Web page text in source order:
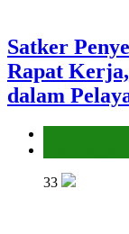
Satker
Rapat
dalam
33